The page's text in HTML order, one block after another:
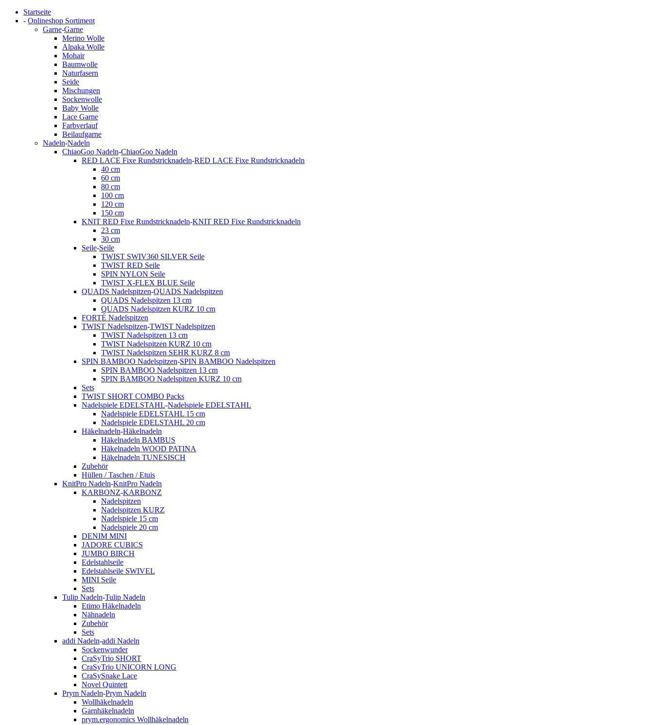
Startseite
- Onlineshop Sortiment
Garne-Garne
Merino Wolle
Alpaka Wolle
Mohair
Baumwolle
Naturfasern
Seide
Mischungen
Sockenwolle
Baby Wolle
Lace Garne
Farbverlauf
Beilaufgarne
Nadeln-Nadeln
ChiaoGoo Nadeln-ChiaoGoo Nadeln
RED LACE Fixe Rundstricknadeln-RED LACE Fixe Rundstricknadeln
40 cm
60 cm
80 cm
100 cm
120 cm
150 cm
KNIT RED Fixe Rundstricknadeln-KNIT RED Fixe Rundstricknadeln
23 cm
30 cm
Seile-Seile
TWIST SWIV360 SILVER Seile
TWIST RED Seile
SPIN NYLON Seile
TWIST X-FLEX BLUE Seile
QUADS Nadelspitzen-QUADS Nadelspitzen
QUADS Nadelspitzen 13 cm
QUADS Nadelspitzen KURZ 10 cm
FORTÉ Nadelspitzen
TWIST Nadelspitzen-TWIST Nadelspitzen
TWIST Nadelspitzen 13 cm
TWIST Nadelspitzen KURZ 10 cm
TWIST Nadelspitzen SEHR KURZ 8 cm
SPIN BAMBOO Nadelspitzen-SPIN BAMBOO Nadelspitzen
SPIN BAMBOO Nadelspitzen 13 cm
SPIN BAMBOO Nadelspitzen KURZ 10 cm
Sets
TWIST SHORT COMBO Packs
Nadelspiele EDELSTAHL-Nadelspiele EDELSTAHL
Nadelspiele EDELSTAHL 15 cm
Nadelspiele EDELSTAHL 20 cm
Häkelnadeln-Häkelnadeln
Häkelnadeln BAMBUS
Häkelnadeln WOOD PATINA
Häkelnadeln TUNESISCH
Zubehör
Hüllen / Taschen / Etuis
KnitPro Nadeln-KnitPro Nadeln
KARBONZ-KARBONZ
Nadelspitzen
Nadelspitzen KURZ
Nadelspiele 15 cm
Nadelspiele 20 cm
DENIM MINI
JADORE CUBICS
JUMBO BIRCH
Edelstahlseile
Edelstahlseile SWIVEL
MINI Seile
Sets
Tulip Nadeln-Tulip Nadeln
Etimo Häkelnadeln
Nähnadeln
Zubehör
Sets
addi Nadeln-addi Nadeln
Sockenwunder
CraSyTrio SHORT
CraSyTrio UNICORN LONG
CraSySnake Lace
Novel Quintett
Prym Nadeln-Prym Nadeln
Wollhäkelnadeln
Garnhäkelnadeln
prym.ergonomics Wollhäkelnadeln